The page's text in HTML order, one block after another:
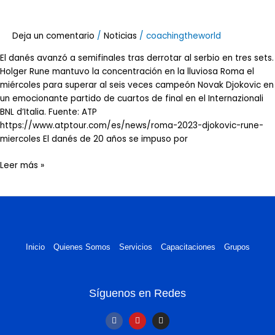
Deja un comentario / Noticias / coachingtheworld
El danés avanzó a semifinales tras derrotar al serbio en tres sets.
Holger Rune mantuvo la concentración en la lluviosa Roma el
miércoles para superar al seis veces campeón Novak Djokovic en
un emocionante partido de cuartos de final en el Internazionali
BNL d’Italia. Fuente: ATP
https://www.atptour.com/es/news/roma-2023-djokovic-rune-
miercoles El danés de 20 años se impuso por
Roma.
Leer más »
Inicio Quienes Somos Servicios Capacitaciones Grupos
Síguenos en Redes
F
a
Y
o
I
n